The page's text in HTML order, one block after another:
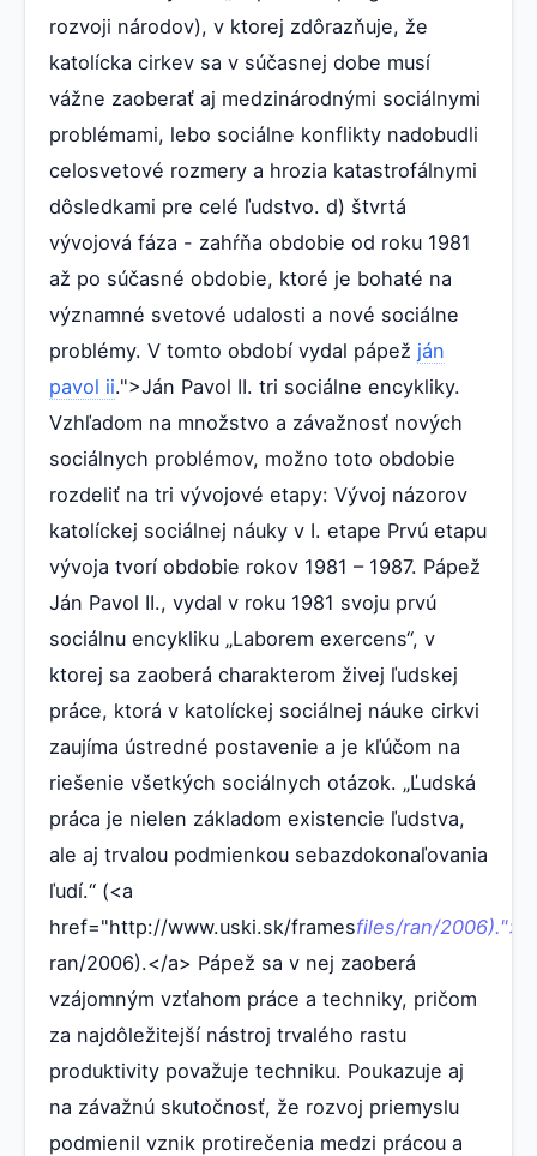
rozvoji národov), v ktorej zdôrazňuje, že
katolícka cirkev sa v súčasnej dobe musí
vážne zaoberať aj medzinárodnými sociálnymi
problémami, lebo sociálne konflikty nadobudli
celosvetové rozmery a hrozia katastrofálnymi
dôsledkami pre celé ľudstvo. d) štvrtá
vývojová fáza - zahŕňa obdobie od roku 1981
až po súčasné obdobie, ktoré je bohaté na
významné svetové udalosti a nové sociálne
problémy. V tomto období vydal pápež ján
pavol ii.">Ján Pavol II. tri sociálne encykliky.
Vzhľadom na množstvo a závažnosť nových
sociálnych problémov, možno toto obdobie
rozdeliť na tri vývojové etapy: Vývoj názorov
katolíckej sociálnej náuky v I. etape Prvú etapu
vývoja tvorí obdobie rokov 1981 – 1987. Pápež
Ján Pavol II., vydal v roku 1981 svoju prvú
sociálnu encykliku „Laborem exercens“, v
ktorej sa zaoberá charakterom živej ľudskej
práce, ktorá v katolíckej sociálnej náuke cirkvi
zaujíma ústredné postavenie a je kľúčom na
riešenie všetkých sociálnych otázok. „Ľudská
práca je nielen základom existencie ľudstva,
ale aj trvalou podmienkou sebazdokonaľovania
ľudí.“ (<a
href="http://www.uski.sk/framesfiles/ran/
ran/2006).</a> Pápež sa v nej zaoberá
vzájomným vzťahom práce a techniky, pričom
za najdôležitejší nástroj trvalého rastu
produktivity považuje techniku. Poukazuje aj
na závažnú skutočnosť, že rozvoj priemyslu
podmienil vznik protirečenia medzi prácou a